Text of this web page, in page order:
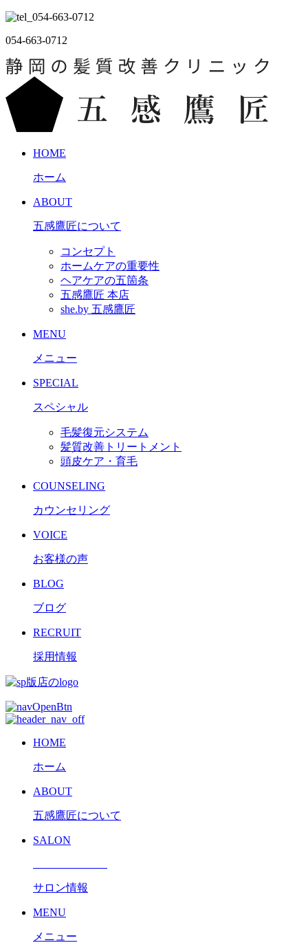
054-663-0712
HOME
ホーム
ABOUT
五感鷹匠について
コンセプト
ホームケアの重要性
ヘアケアの五箇条
五感鷹匠 本店
she.by 五感鷹匠
MENU
メニュー
SPECIAL
スペシャル
毛髪復元システム
髪質改善トリートメント
頭皮ケア・育毛
COUNSELING
カウンセリング
VOICE
お客様の声
BLOG
ブログ
RECRUIT
採用情報
HOME
ホーム
ABOUT
五感鷹匠について
SALON
サロン情報
MENU
メニュー